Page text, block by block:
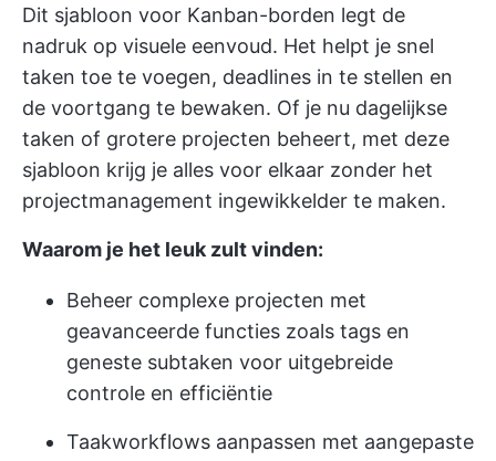
Dit sjabloon voor Kanban-borden legt de
nadruk op visuele eenvoud. Het helpt je snel
taken toe te voegen, deadlines in te stellen en
de voortgang te bewaken. Of je nu dagelijkse
taken of grotere projecten beheert, met deze
sjabloon krijg je alles voor elkaar zonder het
projectmanagement ingewikkelder te maken.
Waarom je het leuk zult vinden:
Beheer complexe projecten met
geavanceerde functies zoals tags en
geneste subtaken voor uitgebreide
controle en efficiëntie
Taakworkflows aanpassen met aangepaste